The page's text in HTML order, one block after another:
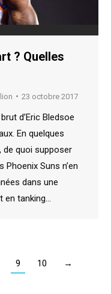
? Quelles
23 octobre 2017
d’Eric Bledsoe
En quelques
de quoi supposer
Suns n’en
dans une
en tanking…
9 10 →